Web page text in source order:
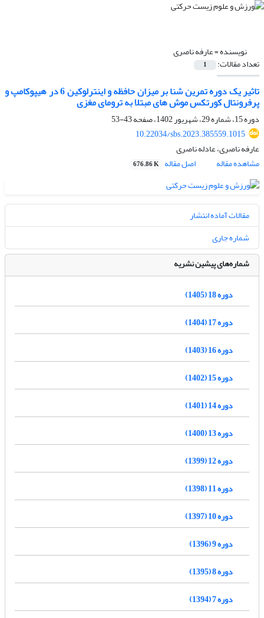
نویسنده =عارفه ناصری
تعداد مقالات: 1
تاثیر یک دوره تمرین شنا بر میزان حافظه و اینترلوکین 6 در هیپوکامپ و
پرفرونتال کورتکس موش های مبتلا به ترومای مغزی
دوره 15، شماره 29، شهریور 1402، صفحه
43-53
10.22034/sbs.2023.385559.1015
عارفه ناصری، عادله ناصری
مشاهده مقاله
اصل مقاله 676.86 K
مقالات آماده انتشار
شماره جاری
شماره‌های پیشین نشریه
دوره 18 (1405)
دوره 17 (1404)
دوره 16 (1403)
دوره 15 (1402)
دوره 14 (1401)
دوره 13 (1400)
دوره 12 (1399)
دوره 11 (1398)
دوره 10 (1397)
دوره 9 (1396)
دوره 8 (1395)
دوره 7 (1394)